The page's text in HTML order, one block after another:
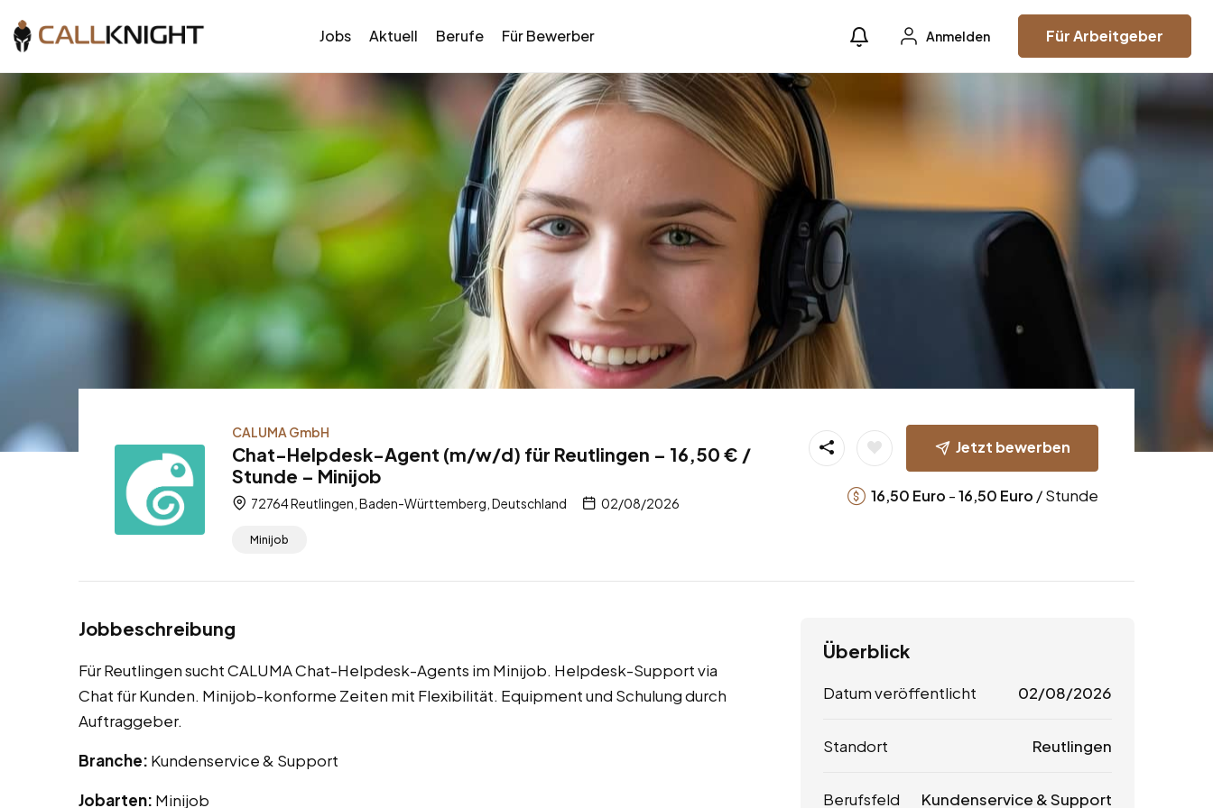
Jobs Aktuell Berufe Für Bewerber Anmelden Für Arbeitgeber
CALUMA GmbH
Chat-Helpdesk-Agent (m/w/d) für Reutlingen – 16,50 € /
Stunde – Minijob
72764 Reutlingen, Baden-Württemberg, Deutschland 02/08/2026
Minijob
Jetzt bewerben
16,50 Euro -16,50 Euro / Stunde
Jobbeschreibung
Für Reutlingen sucht CALUMA Chat-Helpdesk-Agents im Minijob. Helpdesk-Support via
Chat für Kunden. Minijob-konforme Zeiten mit Flexibilität. Equipment und Schulung durch
Auftraggeber.
Branche: Kundenservice & Support
Jobarten: Minijob
Überblick
Datum veröffentlicht 02/08/2026
Standort Reutlingen
Berufsfeld Kundenservice & Support